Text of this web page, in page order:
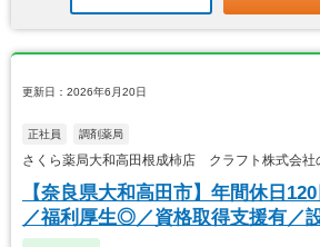
更新日：2026年6月20日
正社員 調剤薬局
さくら薬局大和高田根成柿店 クラフト株式会社
【奈良県大和高田市】年間休日
／福利厚生◎／資格取得支援有／